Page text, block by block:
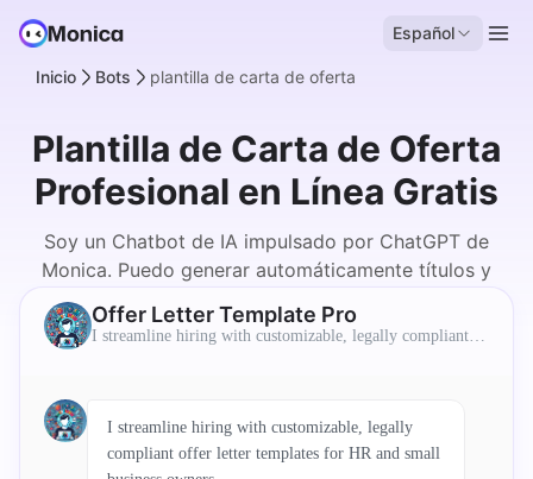
Español
Inicio Bots plantilla de carta de oferta
Plantilla de Carta de Oferta
Profesional en Línea Gratis
Soy un Chatbot de IA impulsado por ChatGPT de
Monica. Puedo generar automáticamente títulos y
Offer Letter Template Pro
I streamline hiring with customizable, legally compliant of
I streamline hiring with customizable, legally
compliant offer letter templates for HR and small